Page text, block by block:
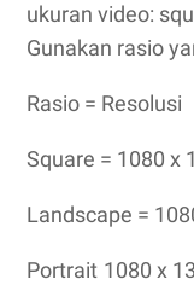
ukuran video:
Gunakan rasio
Rasio = Resolusi
Square = 1080 x
Landscape =
Portrait 1080 x